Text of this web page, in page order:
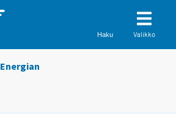
Haku Valikko
Energian